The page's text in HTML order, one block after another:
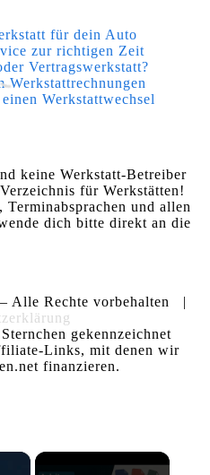
für dein Auto
zur richtigen Zeit
Vertragswerkstatt?
Werkstattrechnungen
Werkstattwechsel
keine Werkstatt-Betreiber
für Werkstätten!
und allen
dich bitte direkt an die
Alle Rechte vorbehalten |
gekennzeichnet
Links, mit denen wir
finanzieren.
×